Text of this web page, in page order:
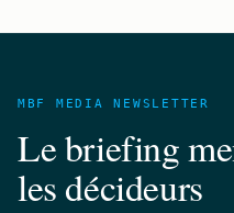
MBF MEDIA NEWSLETTER
Le briefing
les décideurs